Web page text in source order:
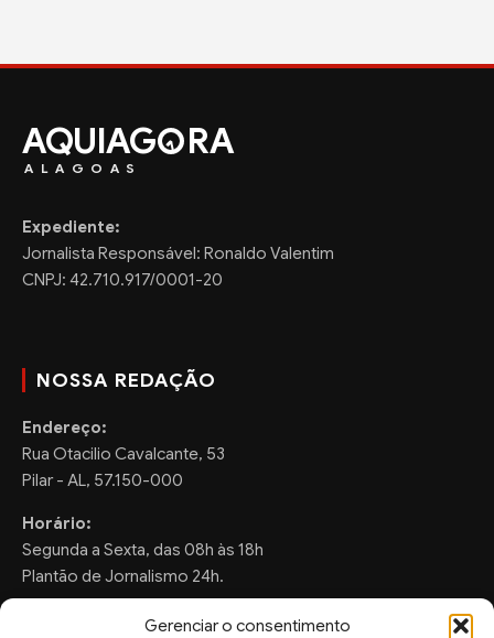
Gerenciar o consentimento
AQUIAG RA
ALAGOAS
Expediente:
Jornalista Responsável: Ronaldo Valentim
CNPJ: 42.710.917/0001-20
NOSSA REDAÇÃO
Endereço:
Rua Otacilio Cavalcante, 53
Pilar - AL, 57.150-000
Horário:
Segunda a Sexta, das 08h às 18h
Plantão de Jornalismo 24h.